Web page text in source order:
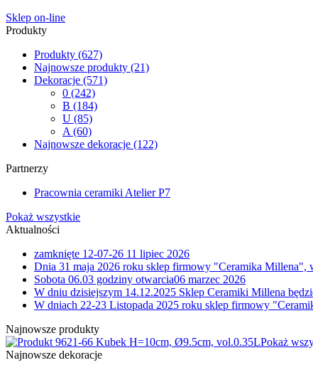
Sklep on-line
Produkty
Produkty (627)
Najnowsze produkty (21)
Dekoracje (571)
0 (242)
B (184)
U (85)
A (60)
Najnowsze dekoracje (122)
Partnerzy
Pracownia ceramiki Atelier P7
Pokaż wszystkie
Aktualności
zamknięte 12-07-26 11 lipiec 2026
Dnia 31 maja 2026 roku sklep firmowy "Ceramika Millena",
Sobota 06.03 godziny otwarcia06 marzec 2026
W dniu dzisiejszym 14.12.2025 Sklep Ceramiki Millena
W dniach 22-23 Listopada 2025 roku sklep firmowy
Najnowsze produkty
1-66 Kubek H=10cm, Ø9.5cm, vol.0.35LPokaż
Najnowsze dekoracje